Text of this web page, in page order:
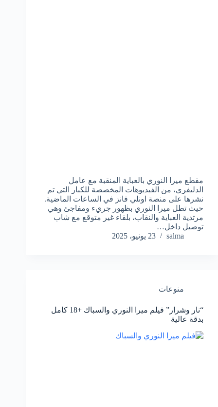
مقطع ميرا النوري بالعباية المنقبة مع عامل
الدليفري، من الفيديوهات المخصصة للكبار التي تم
نشرها على منصة اونلي فانز في الساعات الماضية.
حيث تطل ميرا النوري بظهور جريء ومفاجئ وهي
مرتدية العباية والنقاب، بلقاء غير متوقع مع شاب
توصيل داخل…
salma
23 يونيو، 2025
منوعات
“نار وشرار” فيلم ميرا النوري والسباك +18 كامل
بدقة عالية